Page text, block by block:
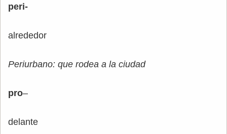
peri-
alrededor
Periurbano: que rodea a la ciudad
pro–
delante